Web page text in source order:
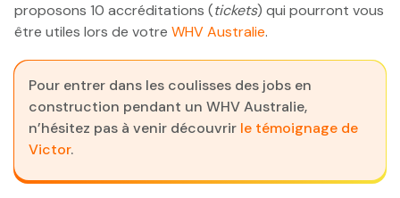
proposons 10 accréditations (tickets) qui pourront vous
être utiles lors de votre WHV Australie.
Pour entrer dans les coulisses des jobs en
construction pendant un WHV Australie,
n’hésitez pas à venir découvrir le témoignage de
Victor.